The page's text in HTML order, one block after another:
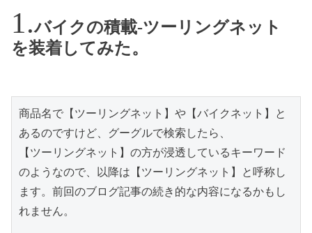
バイクの積載-ツーリングネット
を装着してみた。
商品名で【ツーリングネット】や【バイクネット】と
あるのですけど、グーグルで検索したら、
【ツーリングネット】の方が浸透しているキーワード
のようなので、以降は【ツーリングネット】と呼称し
ます。前回のブログ記事の続き的な内容になるかもし
れません。